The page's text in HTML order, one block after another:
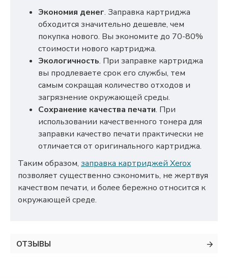
Экономия денег. Заправка картриджа
обходится значительно дешевле, чем
покупка нового. Вы экономите до 70-80%
стоимости нового картриджа.
Экологичность. При заправке картриджа
вы продлеваете срок его службы, тем
самым сокращая количество отходов и
загрязнение окружающей среды.
Сохранение качества печати. При
использовании качественного тонера для
заправки качество печати практически не
отличается от оригинального картриджа.
Таким образом, заправка картриджей Xerox
позволяет существенно сэкономить, не жертвуя
качеством печати, и более бережно относится к
окружающей среде.
ОТЗЫВЫ